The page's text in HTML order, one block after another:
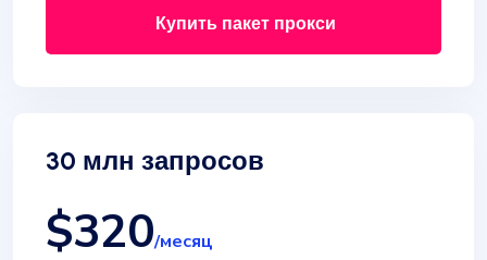
Купить пакет прокси
30 млн запросов
$320/месяц